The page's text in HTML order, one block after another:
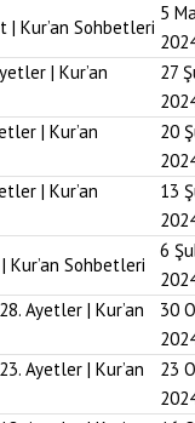
| Kur’an Sohbetleri
5
| Kur’an
27
| Kur’an
20
| Kur’an
13
Kur’an Sohbetleri
6
Ayetler | Kur’an
30
Ayetler | Kur’an
23